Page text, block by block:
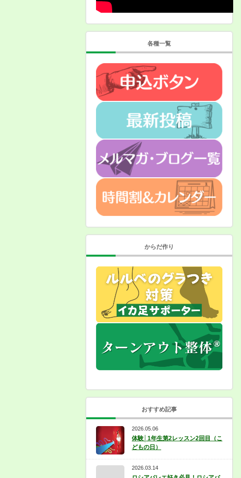
各種一覧
からだ作り
おすすめ記事
2026.05.06
体験│1年生第2レッスン2回目（こ
どもの日）
2026.03.14